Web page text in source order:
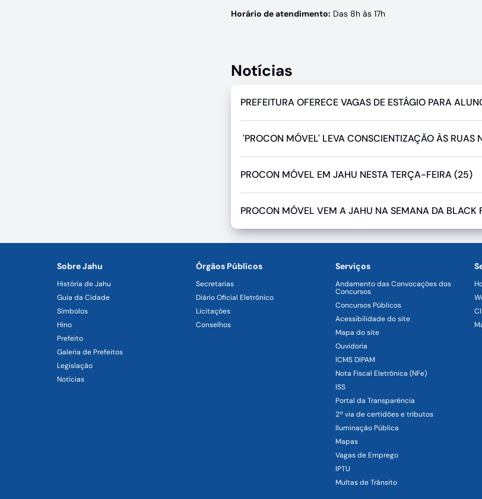
Horário de atendimento: Das 8h às 17h
Notícias
PREFEITURA OFERECE VAGAS DE ESTÁGIO PARA
'PROCON MÓVEL' LEVA CONSCIENTIZAÇÃO ÀS RUAS
PROCON MÓVEL EM JAHU NESTA TERÇA-FEIRA (25)
PROCON MÓVEL VEM A JAHU NA SEMANA DA BLACK
Sobre Jahu
História de Jahu
Guia da Cidade
Símbolos
Hino
Prefeito
Galeria de Prefeitos
Legislação
Notícias
Órgãos Públicos
Secretarias
Diário Oficial Eletrônico
Licitações
Conselhos
Serviços
Andamento das Convocações dos
Concursos
Concursos Públicos
Acessibilidade do site
Mapa do site
Ouvidoria
ICMS DIPAM
Nota Fiscal Eletrônica (NFe)
ISS
Portal da Transparência
2ª via de certidões e tributos
Iluminação Pública
Mapas
Vagas de Emprego
IPTU
Multas de Trânsito